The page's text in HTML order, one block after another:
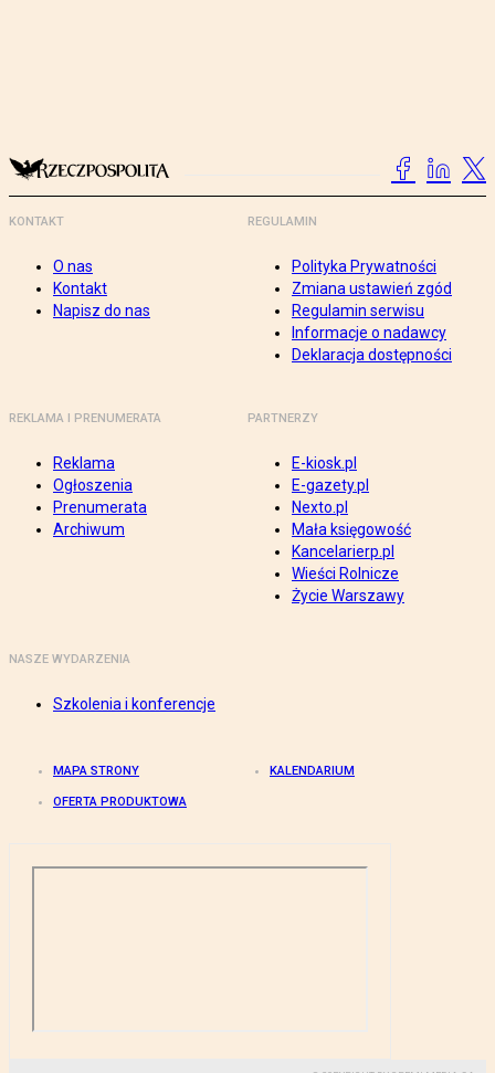
KONTAKT
O nas
Kontakt
Napisz do nas
REGULAMIN
Polityka Prywatności
Zmiana ustawień zgód
Regulamin serwisu
Informacje o nadawcy
Deklaracja dostępności
REKLAMA I PRENUMERATA
Reklama
Ogłoszenia
Prenumerata
Archiwum
PARTNERZY
E-kiosk.pl
E-gazety.pl
Nexto.pl
Mała księgowość
Kancelarierp.pl
Wieści Rolnicze
Życie Warszawy
NASZE WYDARZENIA
Szkolenia i konferencje
MAPA STRONY KALENDARIUM
OFERTA PRODUKTOWA